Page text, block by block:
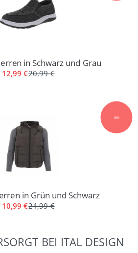
BEI ITAL DESIGN
in Schwarz und Grau
12,99 €20,99 €
56%
in Grün und Schwarz
10,99 €24,99 €